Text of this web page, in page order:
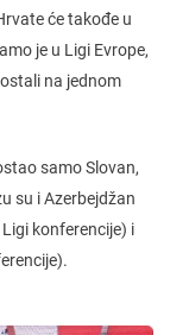
će takođe u
je u Ligi Evrope,
na jednom
samo Slovan,
su i Azerbejdžan
konferencije) i